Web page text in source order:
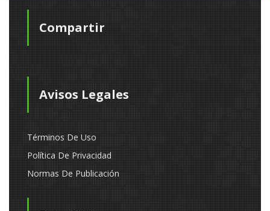
Compartir
Avisos Legales
Términos De Uso
Política De Privacidad
Normas De Publicación